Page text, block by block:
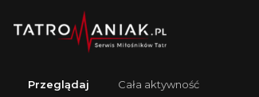
Przeglądaj Cała aktywność